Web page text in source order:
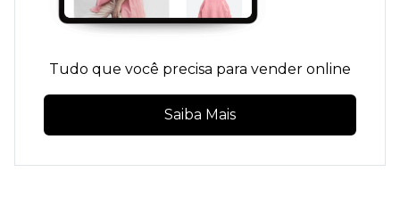
Tudo que você precisa para vender online
Saiba Mais